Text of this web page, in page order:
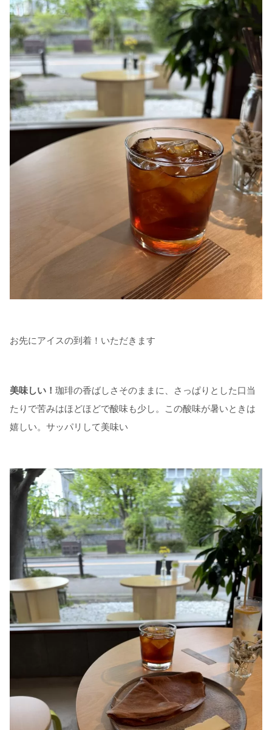
お先にアイスの到着！いただきます
美味しい！ 珈琲の香ばしさそのままに、さっぱりとした口当
たりで苦みはほどほどで酸味も少し。この酸味が暑いときは
嬉しい。サッパリして美味い